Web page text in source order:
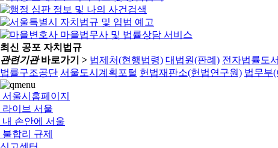
최신 공포 자치법규
관련기관바로가기 > 법제처(현행법령) 대법원(판례) 전자법률도
법률구조공단 서울도시계획포털 헌법재판소(헌법연구원) 법무부
서울시홈페이지
라이브 서울
내 손안에 서울
불합리 규제